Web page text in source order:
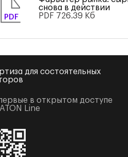
PDF
снова в действии
PDF 726.39 Кб
для состоятельных
в открытом доступе
Line